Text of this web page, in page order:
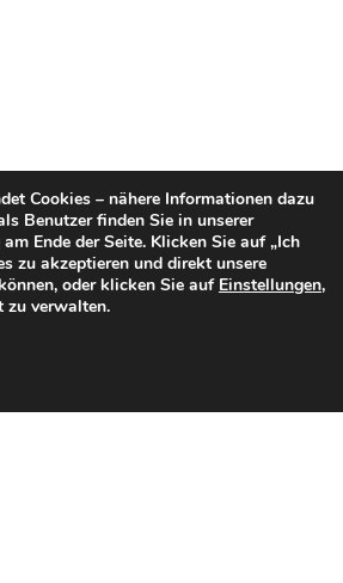
Cookies – nähere Informationen dazu
Benutzer finden Sie in unserer
Ende der Seite. Klicken Sie auf „Ich
zu akzeptieren und direkt unsere
oder klicken Sie auf Einstellungen,
zu verwalten.